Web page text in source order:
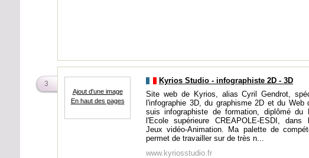
3
Ajout d'une image
En haut des pages
Kyrios Studio - infographiste 2D - 3D
Site web de Kyrios, alias Cyril Gendrot,
l'infographie 3D, du graphisme 2D et du Web
suis infographiste de formation, diplômé du
l'Ecole supérieure CREAPOLE-ESDI, dans
Jeux vidéo-Animation. Ma palette de
permet de travailler sur de très n...
www.kyriosstudio.fr